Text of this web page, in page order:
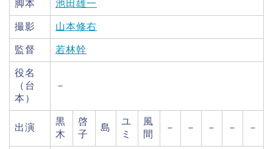
脚本 池田雄一
撮影 山本修右
監督 若林幹
役名
（台
本）
－
出演
黒
木
啓
子
島
ユ
ミ
風
間
－ － － － －